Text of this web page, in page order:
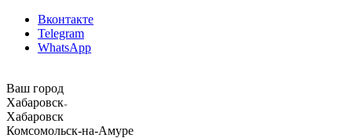
Вконтакте
Telegram
WhatsApp
Ваш город
Хабаровск
Хабаровск
Комсомольск-на-Амуре